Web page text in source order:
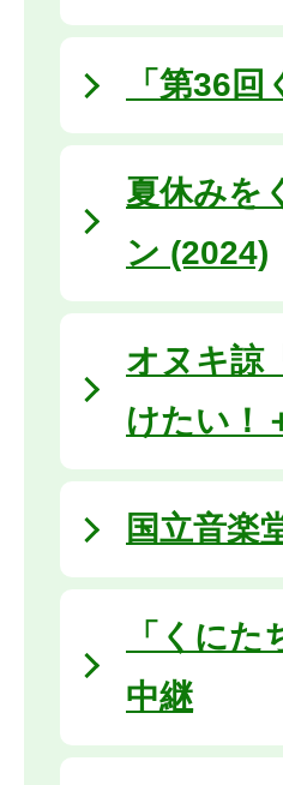
「第36
夏休みを
ン (2024)
オヌキ諒
けたい！
国立音楽
「くに
中継